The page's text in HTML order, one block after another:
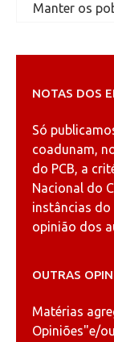
Manter os
NOTAS DOS
Só
coadunam,
do PCB, a
Nacional do
instâncias do
opinião dos
OUTRAS
Matérias
Opiniões"e/